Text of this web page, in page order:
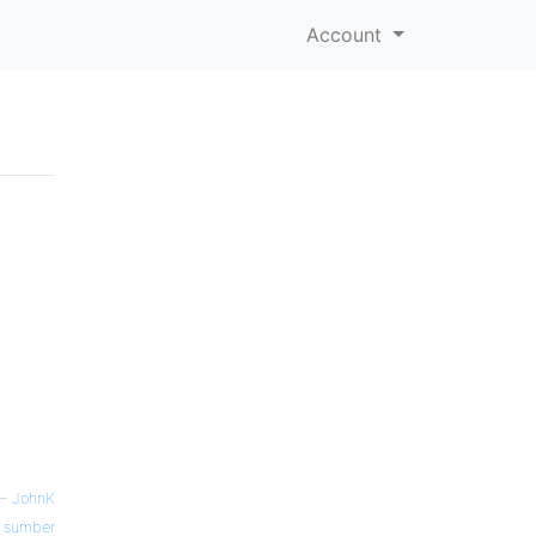
Account
JohnK
sumber